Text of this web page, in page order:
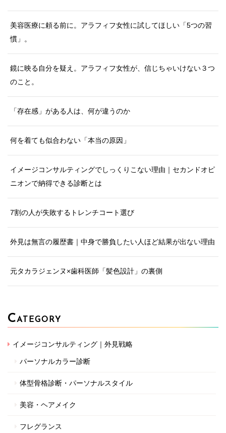
美容医療に頼る前に。アラフィフ女性に試してほしい「5つの習
慣」。
鏡に映る自分を疑え。アラフィフ女性が、信じちゃいけない３つ
のこと。
「存在感」がある人は、何が違うのか
何を着ても似合わない「本当の原因」
イメージコンサルティングでしっくりこない理由｜セカンドオピ
ニオンで納得できる診断とは
7割の人が失敗するトレンチコート選び
外見は無言の履歴書｜中身で勝負したい人ほど結果が出ない理由
元タカラジェンヌ×歯科医師「髪色設計」の裏側
CATEGORY
イメージコンサルティング｜外見戦略
パーソナルカラー診断
体型骨格診断・パーソナルスタイル
美容・ヘアメイク
フレグランス